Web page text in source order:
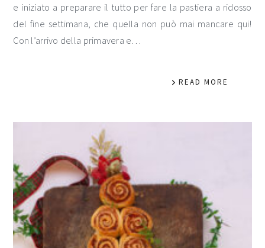
e iniziato a preparare il tutto per fare la pastiera a ridosso
del fine settimana, che quella non può mai mancare qui!
Con l’arrivo della primavera e…
READ MORE